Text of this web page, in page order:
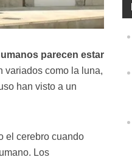
parecen estar
variados como la luna,
han visto a un
el cerebro cuando
Los